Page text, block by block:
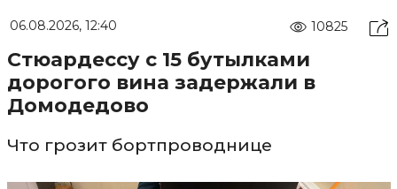
06.08.2026, 12:40 10825
Стюардессу с 15 бутылками
дорогого вина задержали в
Домодедово
Что грозит бортпроводнице